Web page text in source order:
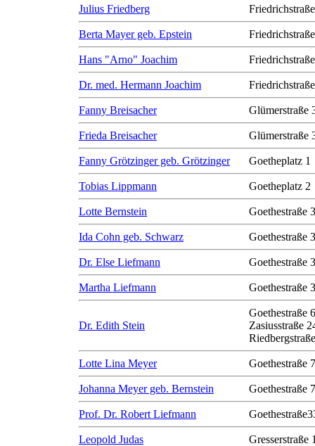
Julius Friedberg
Berta Mayer geb. Epstein
Hans "Arno" Joachim
Dr. med. Hermann Joachim
Fanny Breisacher Glümerstraße
Frieda Breisacher Glümerstraße
Fanny Grötzinger geb. Grötzinger Goetheplatz 1
Tobias Lippmann Goetheplatz 2
Lotte Bernstein Goethestraße 3
Ida Cohn geb. Schwarz Goethestraße 3
Dr. Else Liefmann Goethestraße
Martha Liefmann Goethestraße
Dr. Edith Stein
Goethestraße
Zasiusstraße
Lotte Lina Meyer Goethestraße
Johanna Meyer geb. Bernstein Goethestraße
Prof. Dr. Robert Liefmann
Leopold Judas Gresserstraße